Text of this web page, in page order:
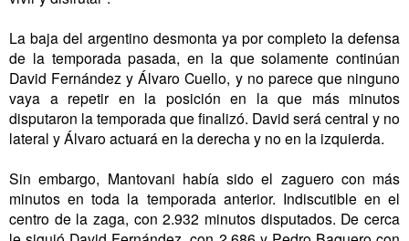
La baja del argentino desmonta ya por completo la defensa
de la temporada pasada, en la que solamente continúan
David Fernández y Álvaro Cuello, y no parece que ninguno
vaya a repetir en la posición en la que más minutos
disputaron la temporada que finalizó. David será central y no
lateral y Álvaro actuará en la derecha y no en la izquierda.
Sin embargo, Mantovani había sido el zaguero con más
minutos en toda la temporada anterior. Indiscutible en el
centro de la zaga, con 2.932 minutos disputados. De cerca